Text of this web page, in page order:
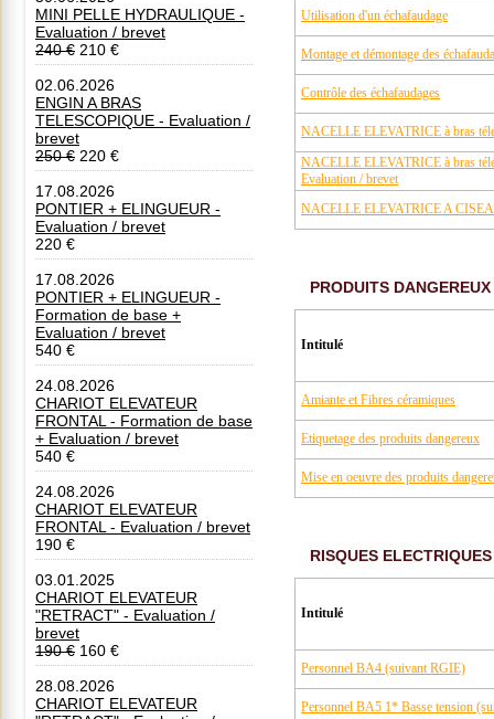
MINI PELLE HYDRAULIQUE -
Evaluation / brevet
240 € 210 €
02.06.2026
ENGIN A BRAS
TELESCOPIQUE - Evaluation /
brevet
250 € 220 €
17.08.2026
PONTIER + ELINGUEUR -
Evaluation / brevet
220 €
17.08.2026
PONTIER + ELINGUEUR -
Formation de base +
Evaluation / brevet
540 €
24.08.2026
CHARIOT ELEVATEUR
FRONTAL - Formation de base
+ Evaluation / brevet
540 €
24.08.2026
CHARIOT ELEVATEUR
FRONTAL - Evaluation / brevet
190 €
03.01.2025
CHARIOT ELEVATEUR
"RETRACT" - Evaluation /
brevet
190 € 160 €
28.08.2026
CHARIOT ELEVATEUR
Utilisation d'un échafaudage
Montage et démontage des
Contrôle des échafaudages
NACELLE ELEVATRICE à bras
NACELLE ELEVATRICE à bras
Evaluation / brevet
NACELLE ELEVATRICE A
PRODUITS DANGEREUX
Intitulé
Amiante et Fibres céramiques
Etiquetage des produits dangereux
Mise en oeuvre des produits
RISQUES ELECTRIQUES
Intitulé
Personnel BA4 (suivant RGIE)
Personnel BA5 1* Basse tension